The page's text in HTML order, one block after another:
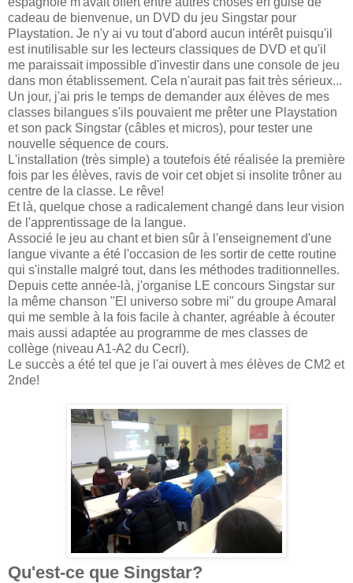
cadeau de bienvenue, un DVD du jeu Singstar pour
Playstation. Je n'y ai vu tout d'abord aucun intérêt puisqu'il
est inutilisable sur les lecteurs classiques de DVD et qu'il
me paraissait impossible d'investir dans une console de jeu
dans mon établissement. Cela n'aurait pas fait très sérieux...
Un jour, j'ai pris le temps de demander aux élèves de mes
classes bilangues s'ils pouvaient me prêter une Playstation
et son pack Singstar (câbles et micros), pour tester une
nouvelle séquence de cours.
L'installation (très simple) a toutefois été réalisée la première
fois par les élèves, ravis de voir cet objet si insolite trôner au
centre de la classe. Le rêve!
Et là, quelque chose a radicalement changé dans leur vision
de l'apprentissage de la langue.
Associé le jeu au chant et bien sûr à l'enseignement d'une
langue vivante a été l'occasion de les sortir de cette routine
qui s'installe malgré tout, dans les méthodes traditionnelles.
Depuis cette année-là, j'organise LE concours Singstar sur
la même chanson "El universo sobre mi" du groupe Amaral
qui me semble à la fois facile à chanter, agréable à écouter
mais aussi adaptée au programme de mes classes de
collège (niveau A1-A2 du Cecrl).
Le succès a été tel que je l'ai ouvert à mes élèves de CM2 et
2nde!
Qu'est-ce que Singstar?